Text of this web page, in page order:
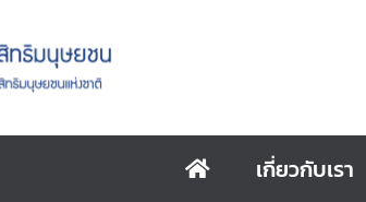
เกี่ยวกับเรา